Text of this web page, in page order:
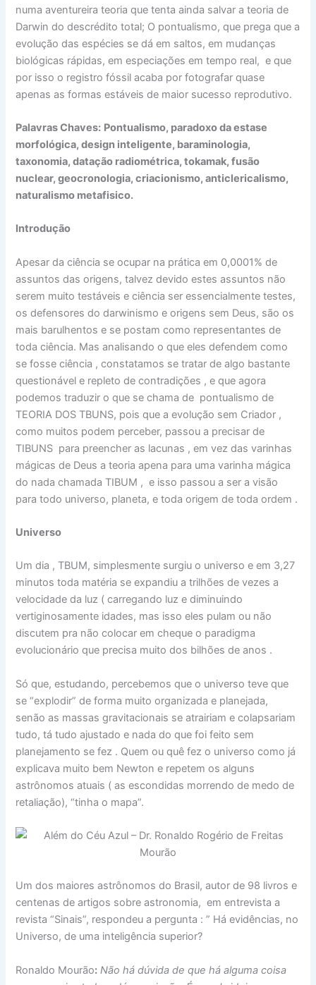
numa aventureira teoria que tenta ainda salvar a teoria de
Darwin do descrédito total; O pontualismo, que prega que a
evolução das espécies se dá em saltos, em mudanças
biológicas rápidas, em especiações em tempo real, e que
por isso o registro fóssil acaba por fotografar quase
apenas as formas estáveis de maior sucesso reprodutivo.
Palavras Chaves: Pontualismo, paradoxo da estase
morfológica, design inteligente, baraminologia,
taxonomia, datação radiométrica, tokamak, fusão
nuclear, geocronologia, criacionismo, anticlericalismo,
naturalismo metafisico.
Introdução
Apesar da ciência se ocupar na prática em 0,0001% de
assuntos das origens, talvez devido estes assuntos não
serem muito testáveis e ciência ser essencialmente testes,
os defensores do darwinismo e origens sem Deus, são os
mais barulhentos e se postam como representantes de
toda ciência. Mas analisando o que eles defendem como
se fosse ciência , constatamos se tratar de algo bastante
questionável e repleto de contradições , e que agora
podemos traduzir o que se chama de pontualismo de
TEORIA DOS TBUNS, pois que a evolução sem Criador ,
como muitos podem perceber, passou a precisar de
TIBUNS para preencher as lacunas , em vez das varinhas
mágicas de Deus a teoria apena para uma varinha mágica
do nada chamada TIBUM , e isso passou a ser a visão
para todo universo, planeta, e toda origem de toda ordem .
Universo
Um dia , TBUM, simplesmente surgiu o universo e em 3,27
minutos toda matéria se expandiu a trilhões de vezes a
velocidade da luz ( carregando luz e diminuindo
vertiginosamente idades, mas isso eles pulam ou não
discutem pra não colocar em cheque o paradigma
evolucionário que precisa muito dos bilhões de anos .
Só que, estudando, percebemos que o universo teve que
se “explodir” de forma muito organizada e planejada,
senão as massas gravitacionais se atrairiam e colapsariam
tudo, tá tudo ajustado e nada do que foi feito sem
planejamento se fez . Quem ou quê fez o universo como já
explicava muito bem Newton e repetem os alguns
astrônomos atuais ( as escondidas morrendo de medo de
retaliação), “tinha o mapa”.
Um dos maiores astrônomos do Brasil, autor de 98 livros e
centenas de artigos sobre astronomia, em entrevista a
revista “Sinais”, respondeu a pergunta : ” Há evidências, no
Universo, de uma inteligência superior?
Ronaldo Mourão: Não há dúvida de que há alguma coisa